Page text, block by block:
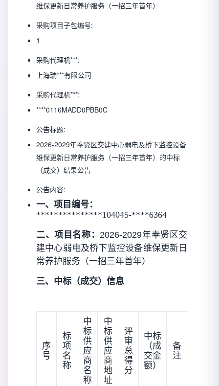
维保更新日常养护服务（一招三年首年）
采购项目子包编号:
1
采购代理机***:
上海瑞***有限公司
采购代理机***:
****0116MADD0PBB0C
公告标题:
2026-2029年奉贤区交建中心弱电及桥下监控设备
维保更新日常养护服务（一招三年首年）的中标
（成交）结果公告
公告内容:
一、项目编号：
***************104045-****6364
二、项目名称： 2026-2029年奉贤区交
建中心弱电及桥下监控设备维保更新日
常养护服务（一招三年首年）
三、中标（成交）信息
序
号
标
项
名
称
中
标
供
应
商
名
称
中
标
供
应
商
地
址
评
审
总
得
分
中标
（成
交金
额）
备
注